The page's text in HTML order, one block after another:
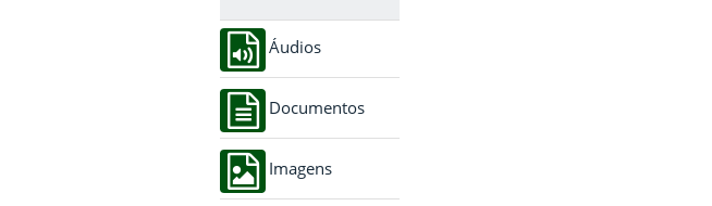
Áudios
Documentos
Imagens